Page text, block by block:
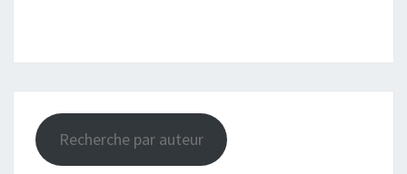
Recherche par auteur